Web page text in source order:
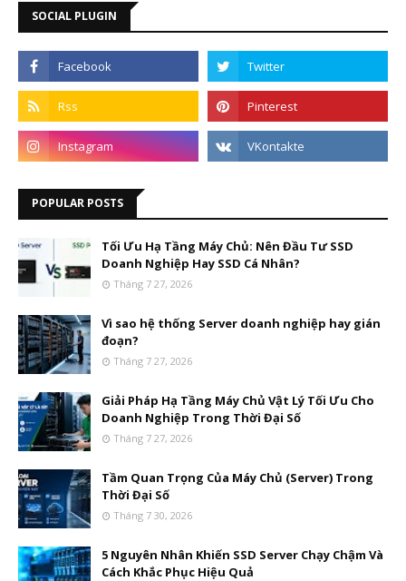
SOCIAL PLUGIN
POPULAR POSTS
Tối Ưu Hạ Tầng Máy Chủ: Nên Đầu Tư SSD
Doanh Nghiệp Hay SSD Cá Nhân?
Tháng 7 27, 2026
Vì sao hệ thống Server doanh nghiệp hay gián
đoạn?
Tháng 7 27, 2026
Giải Pháp Hạ Tầng Máy Chủ Vật Lý Tối Ưu Cho
Doanh Nghiệp Trong Thời Đại Số
Tháng 7 27, 2026
Tầm Quan Trọng Của Máy Chủ (Server) Trong
Thời Đại Số
Tháng 7 30, 2026
5 Nguyên Nhân Khiến SSD Server Chạy Chậm Và
Cách Khắc Phục Hiệu Quả